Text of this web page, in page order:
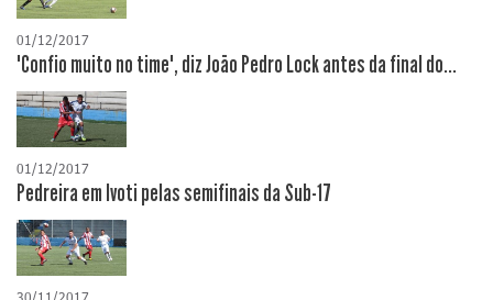
01/12/2017
"Confio muito no time", diz João Pedro Lock antes da final do...
01/12/2017
Pedreira em Ivoti pelas semifinais da Sub-17